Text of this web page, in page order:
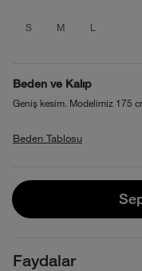
S M L
Beden ve Kalıp
Geniş kesim. Modelimiz 175
Beden Tablosu
Sepete Ekle
Faydalar